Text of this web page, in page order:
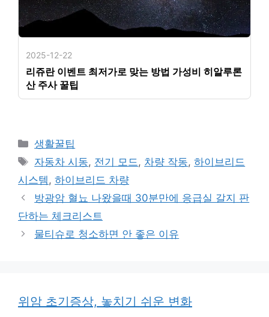
2025-12-22
리쥬란 이벤트 최저가로 맞는 방법 가성비 히알루론
산 주사 꿀팁
카
테
고
리
생활꿀팁
태
그
자동차 시동, 전기 모드 , 차량 작동,하이브리드
시스템 , 하이브리드 차량
방광암 혈뇨 나왔을때 30분만에 응급실 갈지 판
단하는 체크리스트
물티슈로 청소하면 안 좋은 이유
위암 초기증상, 놓치기 쉬운 변화